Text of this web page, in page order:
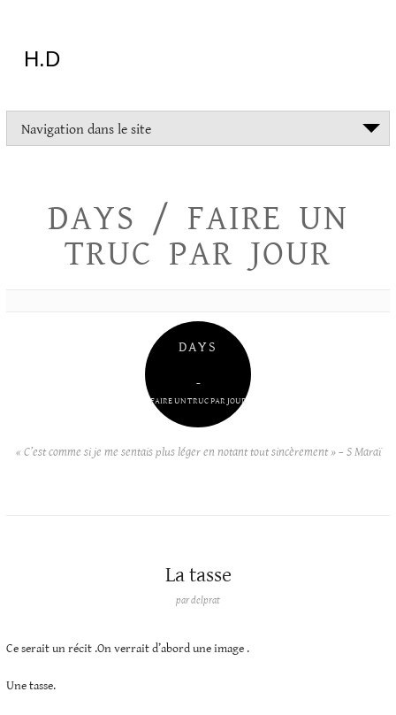
H.D
Navigation dans le site
DAYS / FAIRE UN
TRUC PAR JOUR
DAYS
–
FAIRE UN TRUC PAR JOUR
« C’est comme si je me sentais plus léger en notant tout sincèrement » – S Maraï
La tasse
pardelprat
Ce serait un récit .On verrait d’abord une image .
Une tasse.